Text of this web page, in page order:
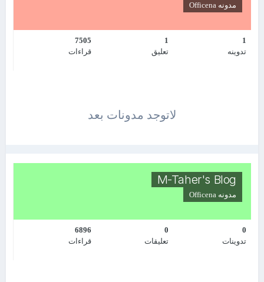
مدونه Officena
1
تدوينه
1
تعليق
7505
قراءات
لاتوجد مدونات بعد
M-Taher's Blog
مدونه Officena
0
تدوينات
0
تعليقات
6896
قراءات